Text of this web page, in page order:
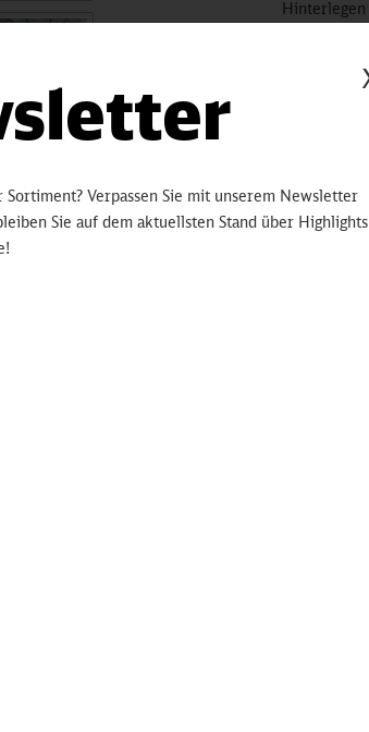
Hinterlegen
bleiben
Artikelnummer:
Rucksack für alle, die zu Fuß oder mit dem Fahrrad unterwegs sind.
gut gesehen von A nach B.
Verpassen Sie mit unserem Newsletter
Sie auf dem aktuellsten Stand über Highlights